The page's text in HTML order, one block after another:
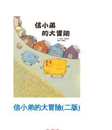
信小弟的大冒險(二版)